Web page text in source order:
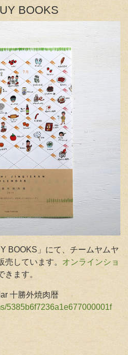
BOOKS
BOOKS」にて、チームヤムヤ
売しています。 オンラインショ
きます。
十勝外焼肉暦
5385b6f7236a1e677000001f